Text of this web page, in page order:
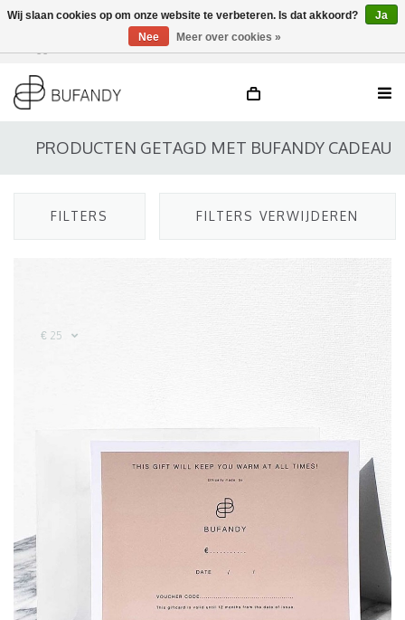
DE / EN
PRODUCTEN GETAGD MET BUFANDY CADEAU
FILTERS FILTERS VERWIJDEREN
Wij slaan cookies op om onze website te verbeteren. Is dat akkoord?
Ja
Nee
Meer over cookies »